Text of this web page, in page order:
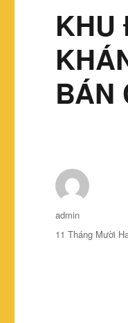
KHU
BÁN
Tác
giả
admin
Đăng
11 Tháng Mười